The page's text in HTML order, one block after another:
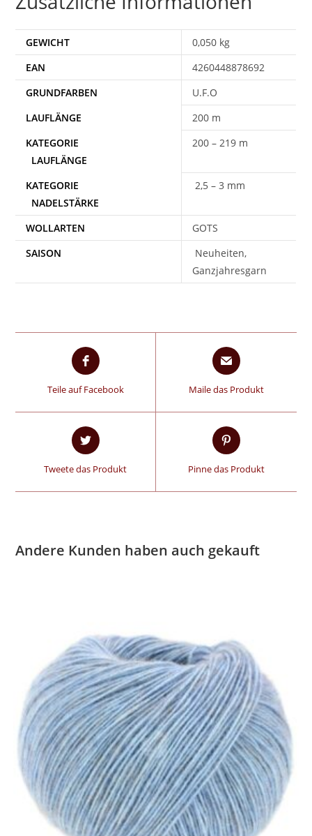
GEWICHT
0,050 kg
EAN
4260448878692
U.F.O
200 m
200 – 219 m
2,5 – 3 mm
WOLLARTEN
GOTS
SAISON
Neuheiten,
Ganzjahresgarn
Teile auf Facebook Maile das Produkt
Tweete das Produkt Pinne das Produkt
Andere Kunden haben auch gekauft